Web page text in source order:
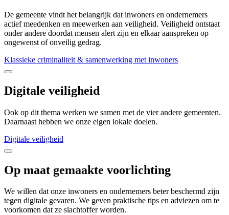
De gemeente vindt het belangrijk dat inwoners en ondernemers
actief meedenken en meewerken aan veiligheid. Veiligheid ontstaat
onder andere doordat mensen alert zijn en elkaar aanspreken op
ongewenst of onveilig gedrag.
Klassieke criminaliteit & samenwerking met inwoners
Digitale veiligheid
Ook op dit thema werken we samen met de vier andere gemeenten.
Daarnaast hebben we onze eigen lokale doelen.
Digitale veiligheid
Op maat gemaakte voorlichting
We willen dat onze inwoners en ondernemers beter beschermd zijn
tegen digitale gevaren. We geven praktische tips en adviezen om te
voorkomen dat ze slachtoffer worden.